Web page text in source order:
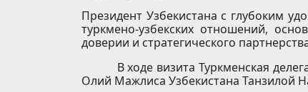
Президент Узбекистана с глубоким
туркмено-узбекских отношений,
доверии и стратегического
В ходе визита Туркменская
Олий Мажлиса Узбекистана Танзилой